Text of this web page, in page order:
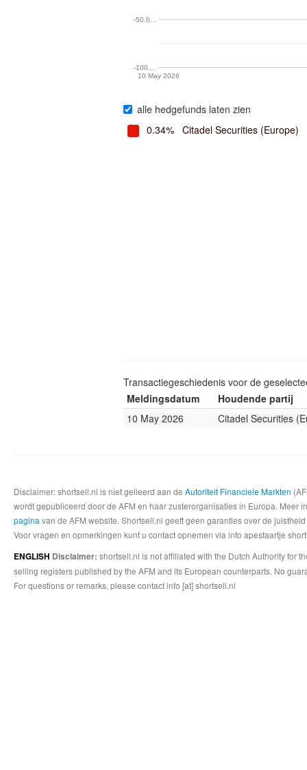
10 May 2026
-100.…
-50.0…
alle hedgefunds laten zien
0.34% Citadel Securities (Europe)
Transactiegeschiedenis voor de
Meldingsdatum
Houdende partij
10 May 2026
Citadel Securities
Disclaimer: shortsell.nl is niet gelieerd aan de Autoriteit Financiele Markten
wordt gepubliceerd door de AFM en haar zusterorganisaties in Europa.
pagina van de AFM website. Shortsell.nl geeft geen garanties over de
Voor vragen en opmerkingen kunt u contact opnemen via info apestaartje
ENGLISH Disclaimer: shortsell.nl is not affiliated with the Dutch Authority for
selling registers published by the AFM and its European counterparts. No
For questions or remarks, please contact info [at] shortsell.nl